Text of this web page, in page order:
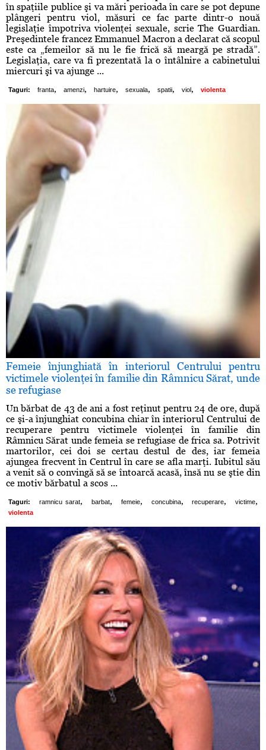
în spaţiile publice şi va mări perioada în care se pot depune
plângeri pentru viol, măsuri ce fac parte dintr-o nouă
legislaţie împotriva violenţei sexuale, scrie The Guardian.
Preşedintele francez Emmanuel Macron a declarat că scopul
este ca „femeilor să nu le fie frică să meargă pe stradă”.
Legislaţia, care va fi prezentată la o întâlnire a cabinetului
miercuri şi va ajunge ...
Taguri: franta, amenzi, hartuire, sexuala, spatii, viol , violenta
Femeie înjunghiată în interiorul Centrului pentru
victimele violenţei în familie din Râmnicu Sărat, unde
se refugiase
Un bărbat de 43 de ani a fost reţinut pentru 24 de ore, după
ce şi-a înjunghiat concubina chiar în interiorul Centrului de
recuperare pentru victimele violenţei în familie din
Râmnicu Sărat unde femeia se refugiase de frica sa. Potrivit
martorilor, cei doi se certau destul de des, iar femeia
ajungea frecvent în Centrul în care se afla marţi. Iubitul său
a venit să o convingă să se întoarcă acasă, însă nu se ştie din
ce motiv bărbatul a scos ...
Taguri: ramnicu sarat, barbat, femeie, concubina, recuperare, victime,
violenta